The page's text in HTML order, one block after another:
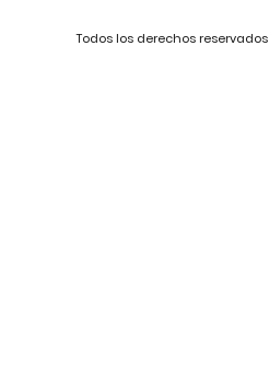
Todos los derechos reservados